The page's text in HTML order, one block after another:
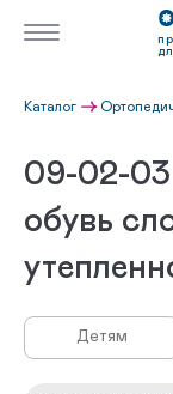
Каталог
09-02-03
обувь
Детям